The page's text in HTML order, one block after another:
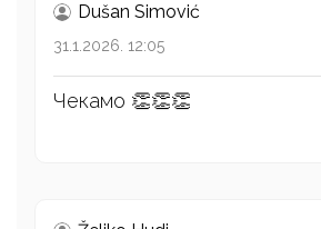
Dušan Simović
31.1.2026. 12:05
Чекамо 👏👏👏